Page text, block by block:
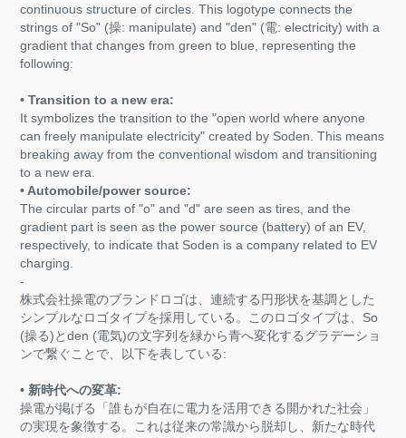
continuous structure of circles. This logotype connects the
strings of "So" (操: manipulate) and "den" (電: electricity) with a
gradient that changes from green to blue, representing the
following:
• Transition to a new era:
It symbolizes the transition to the "open world where anyone
can freely manipulate electricity" created by Soden. This means
breaking away from the conventional wisdom and transitioning
to a new era.
• Automobile/power source:
The circular parts of "o" and "d" are seen as tires, and the
gradient part is seen as the power source (battery) of an EV,
respectively, to indicate that Soden is a company related to EV
charging.
-
株式会社操電のブランドロゴは、連続する円形状を基調とした
シンプルなロゴタイプを採用している。このロゴタイプは、So
(操る)とden (電気)の文字列を緑から青へ変化するグラデーショ
ンで繋ぐことで、以下を表している:
• 新時代への変革:
操電が掲げる「誰もが自在に電力を活用できる開かれた社会」
の実現を象徴する。これは従来の常識から脱却し、新たな時代